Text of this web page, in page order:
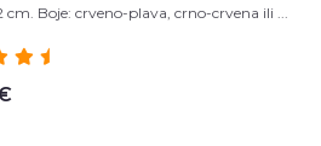
cm. Boje: crveno-plava, crno-crvena ili ...